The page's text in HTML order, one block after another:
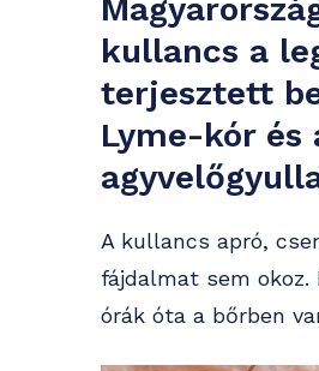
kullancs a
terjesztett
Lyme-kór
A kullancs apró,
fájdalmat sem okoz.
órák óta a bőrben